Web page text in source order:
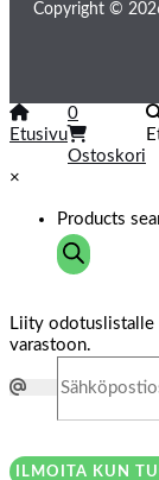
Copyright ©
Etusivu
0
Ostoskori
×
Products
Liity odotuslistalle
varastoon.
ILMOITA KUN